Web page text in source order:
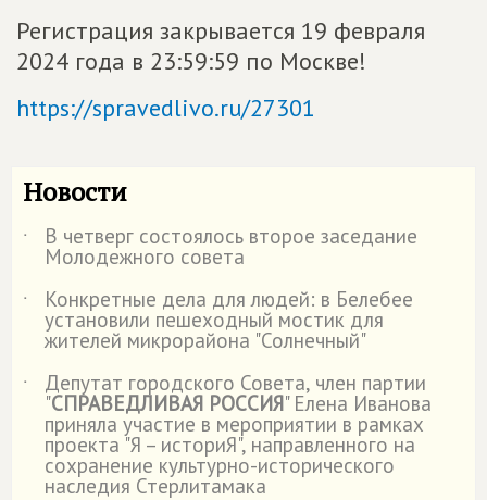
Регистрация закрывается 19 февраля
2024 года в 23:59:59 по Москве!
https://spravedlivo.ru/27301
Новости
˙ В четверг состоялось второе заседание
Молодежного совета
˙
Конкретные дела для людей: в Белебее
установили пешеходный мостик для
жителей микрорайона "Солнечный"
˙
Депутат городского Совета, член партии
"СПРАВЕДЛИВАЯ РОССИЯ" Елена Иванова
приняла участие в мероприятии в рамках
проекта "Я – историЯ", направленного на
сохранение культурно-исторического
наследия Стерлитамака